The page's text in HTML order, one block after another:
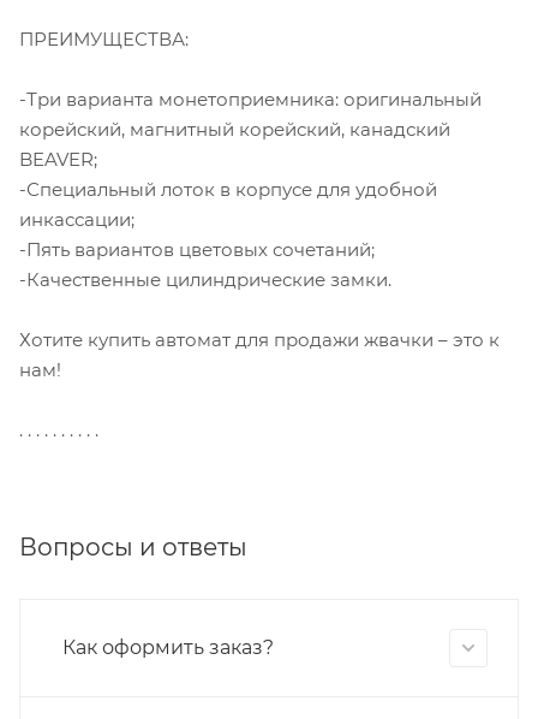
ПРЕИМУЩЕСТВА:
-Три варианта монетоприемника: оригинальный
корейский, магнитный корейский, канадский
BEAVER;
-Специальный лоток в корпусе для удобной
инкассации;
-Пять вариантов цветовых сочетаний;
-Качественные цилиндрические замки.
Хотите купить автомат для продажи жвачки – это к
нам!
. . . . . . . . . .
Вопросы и ответы
Как оформить заказ?